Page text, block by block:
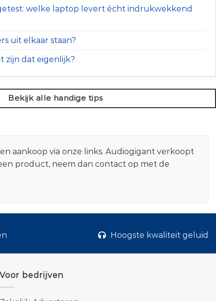
welke laptop levert écht indrukwekkend
uit elkaar staan?
zijn dat eigenlijk?
Bekijk alle handige tips
aankoop via onze links. Audiogigant verkoopt
product, neem dan contact op met de
Hoogste kwaliteit geluid
Voor bedrijven